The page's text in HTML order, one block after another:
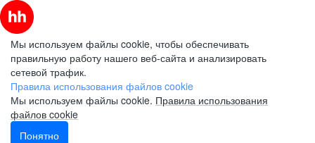
Мы используем файлы cookie, чтобы обеспечивать
правильную работу нашего веб-сайта и анализировать
сетевой трафик.
Правила использования файлов cookie
Мы используем файлы cookie. Правила использования
файлов cookie
Понятно